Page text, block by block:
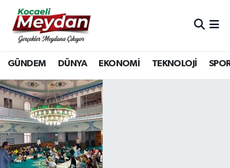
GÜNDEM DÜNYA EKONOMİ TEKNOLOJİ
Nöbetçi Eczaneler
Hava Durumu
Trafik Durumu
Süper Lig Puan Durumu ve Fikstür
Tüm Manşetler